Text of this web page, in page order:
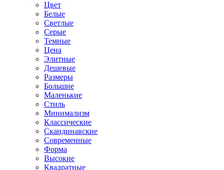
Цвет
Белые
Светлые
Серые
Темные
Цена
Элитные
Дешевые
Размеры
Большие
Маленькие
Стиль
Минимализм
Классические
Скандинавские
Современные
Форма
Высокие
Квадратные